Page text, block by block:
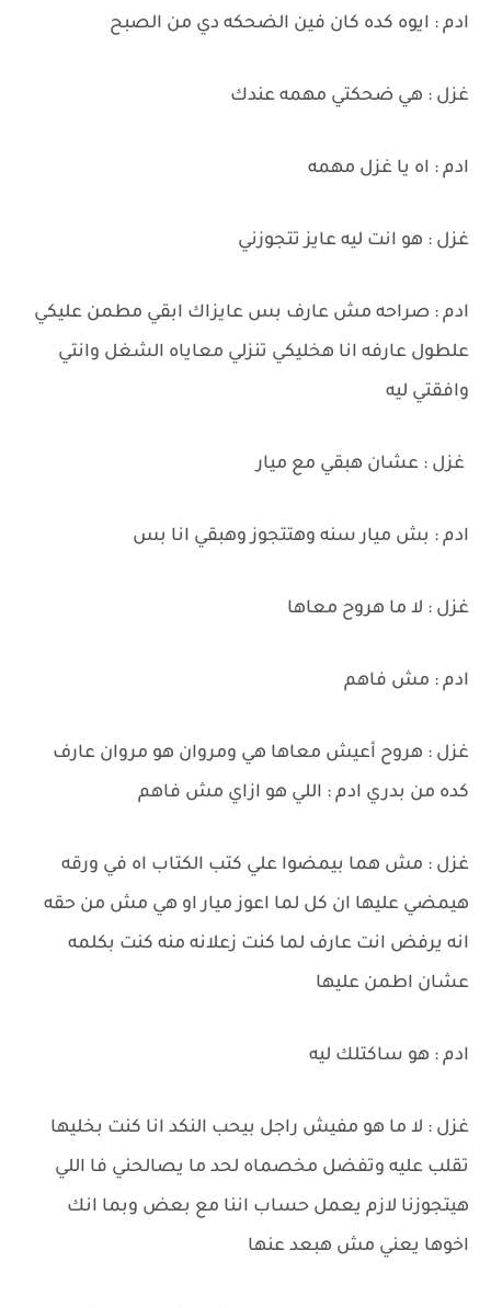
ادم : ايوه كده كان فين الضحكه دي من الصبح
غزل : هي ضحكتي مهمه عندك
ادم : اه يا غزل مهمه
غزل : هو انت ليه عايز تتجوزني
ادم : صراحه مش عارف بس عايزاك ابقي مطمن عليكي
علطول عارفه انا هخليكي تنزلي معاياه الشغل وانتي
وافقتي ليه
غزل : عشان هبقي مع ميار
ادم : بش ميار سنه وهتتجوز وهبقي انا بس
غزل : لا ما هروح معاها
ادم : مش فاهم
غزل : هروح أعيش معاها هي ومروان هو مروان عارف
كده من بدري ادم : اللي هو ازاي مش فاهم
غزل : مش هما بيمضوا علي كتب الكتاب اه في ورقه
هيمضي عليها ان كل لما اعوز ميار او هي مش من حقه
انه يرفض انت عارف لما كنت زعلانه منه كنت بكلمه
عشان اطمن عليها
ادم : هو ساكتلك ليه
غزل : لا ما هو مفيش راجل بيحب النكد انا كنت بخليها
تقلب عليه وتفضل مخصماه لحد ما يصالحني فا اللي
هيتجوزنا لازم يعمل حساب اننا مع بعض وبما انك
اخوها يعني مش هبعد عنها